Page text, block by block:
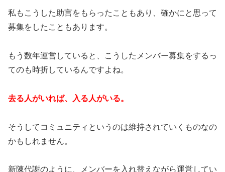
私もこうした助言をもらったこともあり、確かにと思って
募集をしたこともあります。
もう数年運営していると、こうしたメンバー募集をするっ
てのも時折しているんですよね。
去る人がいれば、入る人がいる。
そうしてコミュニティというのは維持されていくものなの
かもしれません。
新陳代謝のように、メンバーを入れ替えながら運営してい